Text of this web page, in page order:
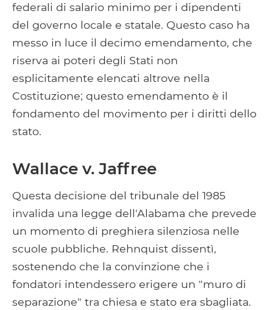
federali di salario minimo per i dipendenti
del governo locale e statale. Questo caso ha
messo in luce il decimo emendamento, che
riserva ai poteri degli Stati non
esplicitamente elencati altrove nella
Costituzione; questo emendamento è il
fondamento del movimento per i diritti dello
stato.
Wallace v. Jaffree
Questa decisione del tribunale del 1985
invalida una legge dell'Alabama che prevede
un momento di preghiera silenziosa nelle
scuole pubbliche. Rehnquist dissentì,
sostenendo che la convinzione che i
fondatori intendessero erigere un "muro di
separazione" tra chiesa e stato era sbagliata.